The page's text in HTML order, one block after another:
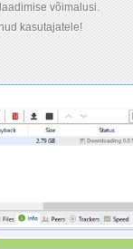
võimalusi.
kasutajatele!